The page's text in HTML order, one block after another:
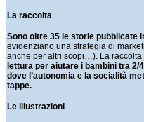
La raccolta
Sono oltre 35 le storie pubblicate
evidenziano una strategia di
anche per altri scopi…). La raccolta
lettura per aiutare i bambini tra
dove l’autonomia e la socialità
tappe.
Le illustrazioni